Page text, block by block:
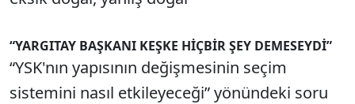
“YARGITAY BAŞKANI KEŞKE HİÇBİR ŞEY DEMESEYDİ”
“YSK'nın yapısının değişmesinin seçim
sistemini nasıl etkileyeceği” yönündeki soru